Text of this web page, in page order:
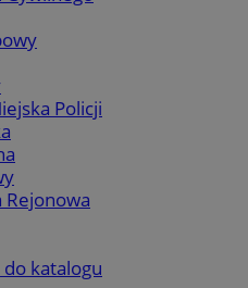
Policji
katalogu